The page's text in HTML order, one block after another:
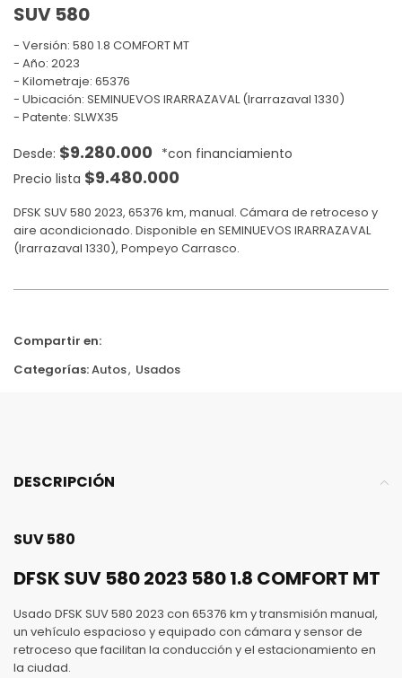
SUV 580
Versión: 580 1.8 COMFORT MT
Año: 2023
Kilometraje: 65376
Ubicación: SEMINUEVOS IRARRAZAVAL (Irarrazaval 1330)
Patente: SLWX35
$9.280.000
Precio lista $9.480.000
DFSK SUV 580 2023, 65376 km, manual. Cámara de retroceso y
aire acondicionado. Disponible en SEMINUEVOS IRARRAZAVAL
(Irarrazaval 1330), Pompeyo Carrasco.
Compartir en:
Categorías:Autos, Usados
DESCRIPCIÓN
SUV 580
DFSK SUV 580 2023 580 1.8 COMFORT MT
Usado DFSK SUV 580 2023 con 65376 km y transmisión manual,
un vehículo espacioso y equipado con cámara y sensor de
retroceso que facilitan la conducción y el estacionamiento en
la ciudad.